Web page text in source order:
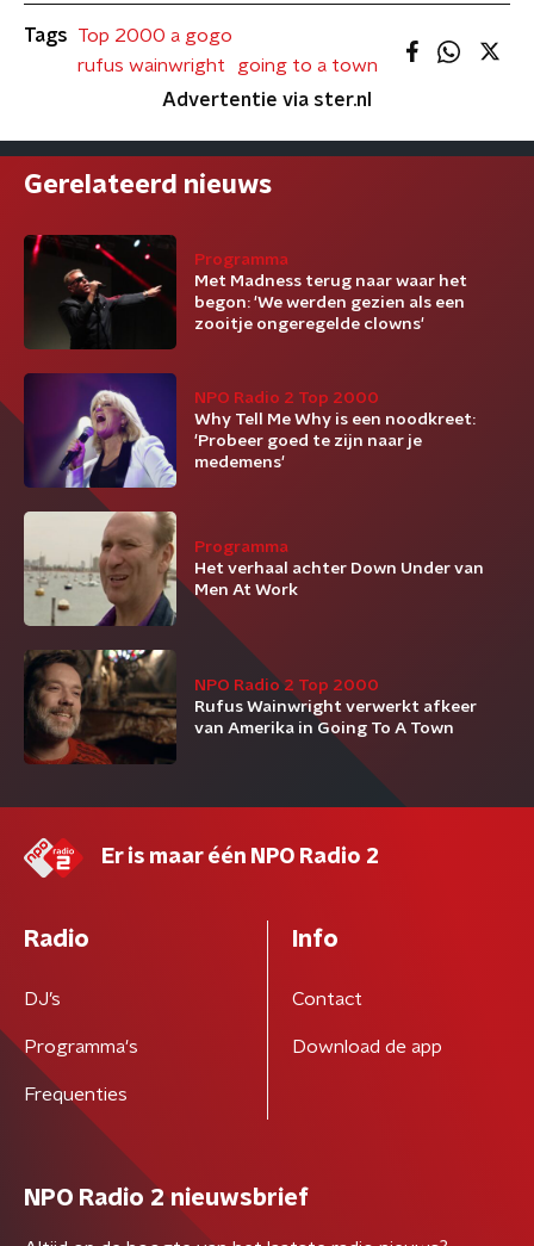
Tags
Top 2000 a gogo
rufus wainwright
going to a town
Advertentie via ster.nl
Gerelateerd nieuws
Programma
Met Madness terug naar waar het
begon: 'We werden gezien als een
zooitje ongeregelde clowns'
NPO Radio 2 Top 2000
Why Tell Me Why is een noodkreet:
'Probeer goed te zijn naar je
medemens'
Programma
Het verhaal achter Down Under van
Men At Work
NPO Radio 2 Top 2000
Rufus Wainwright verwerkt afkeer
van Amerika in Going To A Town
Er is maar één NPO Radio 2
Radio
DJ’s
Programma's
Frequenties
Info
Contact
Download de app
NPO Radio 2 nieuwsbrief